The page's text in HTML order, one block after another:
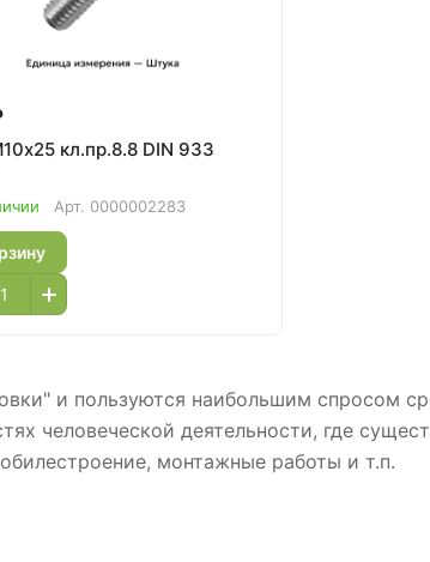
кл.пр.8.8 DIN 933
Арт. 0000002283
и пользуются наибольшим спросом
человеческой деятельности, где
монтажные работы и т.п.